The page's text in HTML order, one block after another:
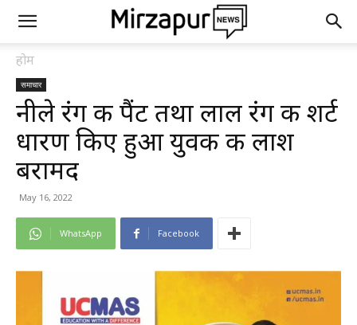
होम
समाचार
नीले रंग की पैंट तथा लाल रंग की शर्ट
धारण किए हुआ युवक की लाश
बरामद
May 16, 2022
WhatsApp Facebook